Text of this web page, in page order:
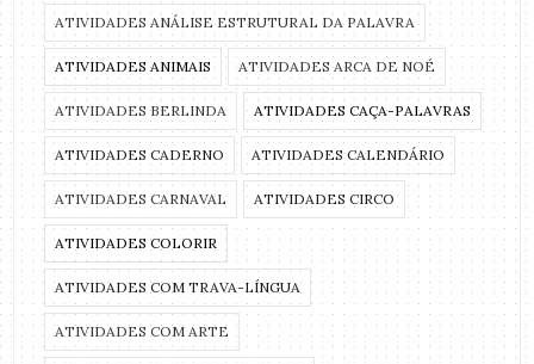
ATIVIDADES ANÁLISE ESTRUTURAL DA PALAVRA
ATIVIDADES ANIMAIS ATIVIDADES ARCA DE NOÉ
ATIVIDADES BERLINDA ATIVIDADES CAÇA-PALAVRAS
ATIVIDADES CADERNO ATIVIDADES CALENDÁRIO
ATIVIDADES CARNAVAL ATIVIDADES CIRCO
ATIVIDADES COLORIR
ATIVIDADES COM TRAVA-LÍNGUA
ATIVIDADES COM ARTE